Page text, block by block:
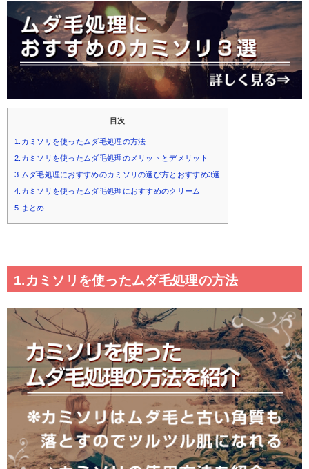
目次
1.カミソリを使ったムダ毛処理の方法
2.カミソリを使ったムダ毛処理のメリットとデメリット
3.ムダ毛処理におすすめのカミソリの選び方とおすすめ3選
4.カミソリを使ったムダ毛処理におすすめのクリーム
5.まとめ
1.カミソリを使ったムダ毛処理の方法